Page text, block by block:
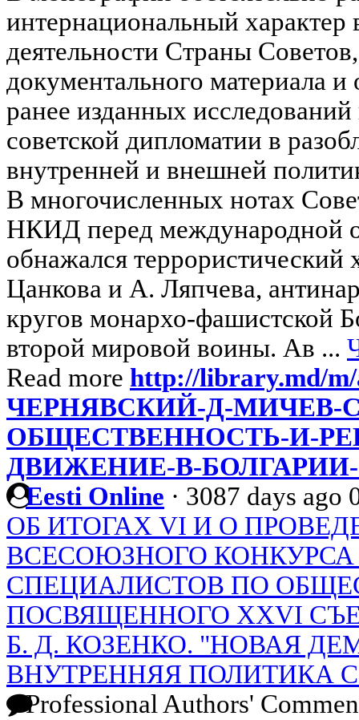
интернациональный
деятельности Страны
документального материала и
ранее изданных исследований
советской дипломатии в
внутренней и внешней
В многочисленных нотах
НКИД перед международной
обнажался
Цанкова и А. Ляпчева,
кругов монархо-фашистской
второй мировой воины. Ав ...
Read more http://library.md/
ЧЕРНЯВСКИЙ-Д-МИЧЕВ-
ОБЩЕСТВЕННОСТЬ-И-
ДВИЖЕНИЕ-В-БОЛГАРИИ-
Eesti Online · 3087 days ago
ОБ ИТОГАХ VI И О
ВСЕСОЮЗНОГО
СПЕЦИАЛИСТОВ ПО
ПОСВЯЩЕННОГО XXVI
Б. Д. КОЗЕНКО. "НОВАЯ
ВНУТРЕННЯЯ ПОЛИТИКА
Professional Authors'